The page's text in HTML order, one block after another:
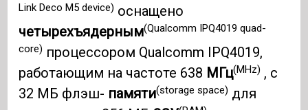
Link Deco M5 device) оснащено
четырехъядерным(Qualcomm IPQ4019 quad-
core) процессором Qualcomm IPQ4019,
работающим на частоте 638 МГц(MHz) , с
32 МБ флэш- памяти(storage space) для